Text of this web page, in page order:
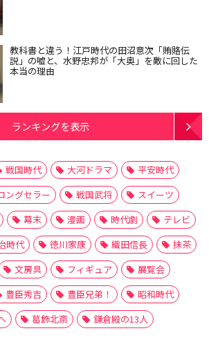
教科書と違う！江戸時代の田沼意次「賄賂伝
説」の嘘と、水野忠邦が「大奥」を敵に回した
本当の理由
ランキングを表示
戦国時代 大河ドラマ
平安時代
ングセラー 戦国武将
スイーツ
幕末 漫画 時代劇
テレビ
時代 徳川家康 織田信長
抹茶
文房具 フィギュア
展覧会
豊臣秀吉 豊臣兄弟！
昭和時代
葛飾北斎 鎌倉殿の13人